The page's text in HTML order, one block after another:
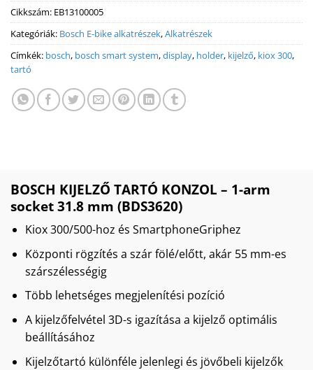
Cikkszám: EB13100005
Kategóriák: Bosch E-bike alkatrészek,Alkatrészek
Címkék: bosch, bosch smart system,display, holder, kijelző, kiox 300,
tartó
BOSCH KIJELZŐ TARTÓ KONZOL – 1-arm
socket 31.8 mm (BDS3620)
Kiox 300/500-hoz és SmartphoneGriphez
Központi rögzítés a szár fölé/előtt, akár 55 mm-es
szárszélességig
Több lehetséges megjelenítési pozíció
A kijelzőfelvétel 3D-s igazítása a kijelző optimális
beállításához
Kijelzőtartó különféle jelenlegi és jövőbeli kijelzők